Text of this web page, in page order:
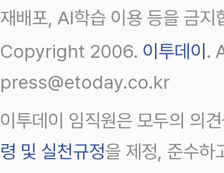
재배포, AI학습 이용 등을 금지
Copyright 2006. 이투데이 .
press@etoday.co.kr
이투데이 임직원은 모두의 의
령 및 실천규정을 제정, 준수하